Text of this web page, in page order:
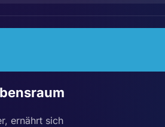
ernährt sich